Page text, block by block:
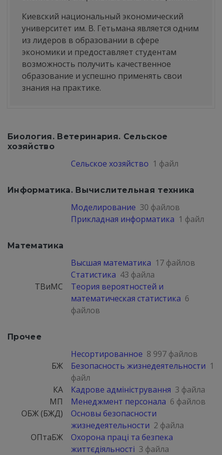
Киевский национальный экономический
университет им. В. Гетьмана является одним
из лидеров в образовании в сфере
экономики и предоставляет студентам
возможность получить качественное
образование и успешно применять свои
знания на практике.
Биология. Ветеринария. Сельское
хозяйство
Сельское хозяйство 1 файл
Информатика. Вычислительная техника
Моделирование 30 файлов
Прикладная информатика 1 файл
Математика
Высшая математика 17 файлов
Статистика 43 файла
ТВиМС
Теория вероятностей и
математическая статистика 6
файлов
Прочее
Несортированное 8 997 файлов
БЖ
Безопасность жизнедеятельности 1
файл
КА
Кадрове адміністрування 3 файла
МП
Менеджмент персонала 6 файлов
ОБЖ (БЖД)
Основы безопасности
жизнедеятельности 2 файла
ОПтаБЖ
Охорона праці та безпека
життєдіяльності 3 файла